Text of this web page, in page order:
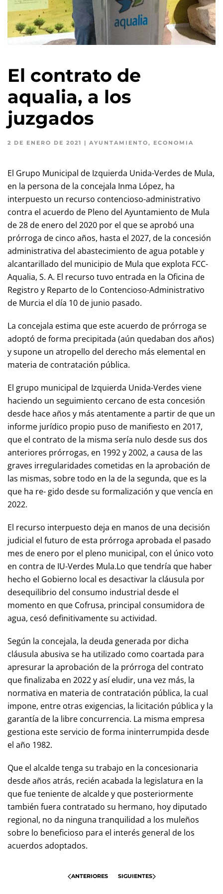
El contrato de
aqualia, a los
juzgados
2 DE ENERO DE 2021 | AYUNTAMIENTO, ECONOMIA
El Grupo Municipal de Izquierda Unida-Verdes de Mula,
en la persona de la concejala Inma López, ha
interpuesto un recurso contencioso-administrativo
contra el acuerdo de Pleno del Ayuntamiento de Mula
de 28 de enero del 2020 por el que se aprobó una
prórroga de cinco años, hasta el 2027, de la concesión
administrativa del abastecimiento de agua potable y
alcantarillado del municipio de Mula que explota FCC-
Aqualia, S. A. El recurso tuvo entrada en la Oficina de
Registro y Reparto de lo Contencioso-Administrativo
de Murcia el día 10 de junio pasado.
La concejala estima que este acuerdo de prórroga se
adoptó de forma precipitada (aún quedaban dos años)
y supone un atropello del derecho más elemental en
materia de contratación pública.
El grupo municipal de Izquierda Unida-Verdes viene
haciendo un seguimiento cercano de esta concesión
desde hace años y más atentamente a partir de que un
informe jurídico propio puso de manifiesto en 2017,
que el contrato de la misma sería nulo desde sus dos
anteriores prórrogas, en 1992 y 2002, a causa de las
graves irregularidades cometidas en la aprobación de
las mismas, sobre todo en la de la segunda, que es la
que ha re- gido desde su formalización y que vencía en
2022.
El recurso interpuesto deja en manos de una decisión
judicial el futuro de esta prórroga aprobada el pasado
mes de enero por el pleno municipal, con el único voto
en contra de IU-Verdes Mula.Lo que tendría que haber
hecho el Gobierno local es desactivar la cláusula por
desequilibrio del consumo industrial desde el
momento en que Cofrusa, principal consumidora de
agua, cesó definitivamente su actividad.
Según la concejala, la deuda generada por dicha
cláusula abusiva se ha utilizado como coartada para
apresurar la aprobación de la prórroga del contrato
que finalizaba en 2022 y así eludir, una vez más, la
normativa en materia de contratación pública, la cual
impone, entre otras exigencias, la licitación pública y la
garantía de la libre concurrencia. La misma empresa
gestiona este servicio de forma ininterrumpida desde
el año 1982.
Que el alcalde tenga su trabajo en la concesionaria
desde años atrás, recién acabada la legislatura en la
que fue teniente de alcalde y que posteriormente
también fuera contratado su hermano, hoy diputado
regional, no da ninguna tranquilidad a los muleños
sobre lo beneficioso para el interés general de los
acuerdos adoptados.
ANTERIORES SIGUIENTES